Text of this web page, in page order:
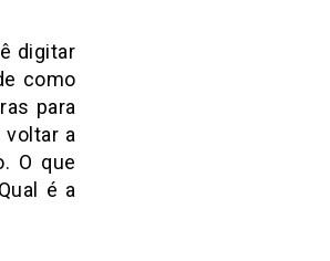
digitar
como
para
a
O que
é a